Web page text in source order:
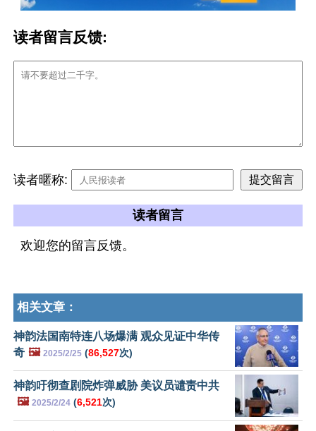
读者留言反馈:
读者暱称:
读者留言
欢迎您的留言反馈。
相关文章：
神韵法国南特连八场爆满 观众见证中华传
奇 🖼️ 2025/2/25 (86,527次)
神韵吁彻查剧院炸弹威胁 美议员谴责中共
🖼️ 2025/2/24 (6,521次)